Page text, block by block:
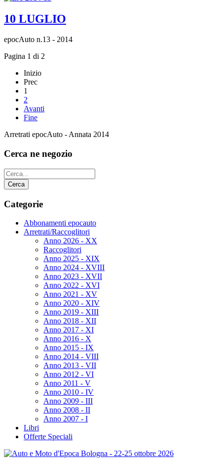
10 LUGLIO
epocAuto n.13 - 2014
Pagina 1 di 2
Inizio
Prec
1
2
Avanti
Fine
Arretrati epocAuto - Annata 2014
Cerca ne negozio
Categorie
Abbonamenti epocauto
Arretrati/Raccoglitori
Anno 2026 - XX
Raccoglitori
Anno 2025 - XIX
Anno 2024 - XVIII
Anno 2023 - XVII
Anno 2022 - XVI
Anno 2021 - XV
Anno 2020 - XIV
Anno 2019 - XIII
Anno 2018 - XII
Anno 2017 - XI
Anno 2016 - X
Anno 2015 - IX
Anno 2014 - VIII
Anno 2013 - VII
Anno 2012 - VI
Anno 2011 - V
Anno 2010 - IV
Anno 2009 - III
Anno 2008 - II
Anno 2007 - I
Libri
Offerte Speciali